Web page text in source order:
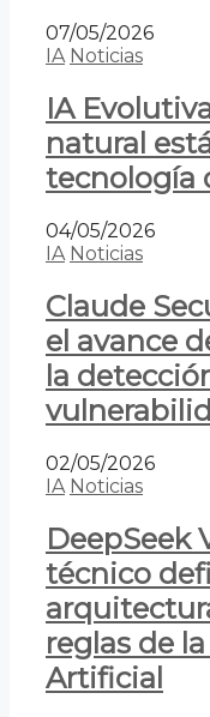
07/05/2026
IA Noticias
IA
natural
tecnología
04/05/2026
IA Noticias
Claude
el avance
la
02/05/2026
IA Noticias
DeepSeek
técnico
reglas de
Artificial